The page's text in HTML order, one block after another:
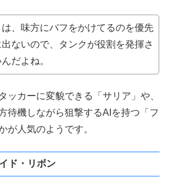
、味方にバフをかけてるのを優先
出ないので、タンクが役割を発揮さ
だよね。
ッカーに変貌できる「サリア」や、
待機しながら狙撃するAIを持つ「フ
が人気のようです。
ド・リボン